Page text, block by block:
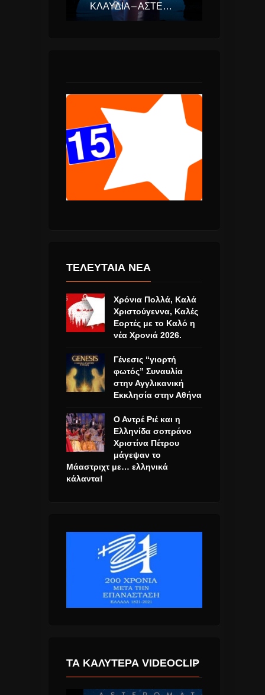
ΚΛΑΥΔΊΑ – ΑΣΤΕΡΟΜΆΤΑ (EUROVISION ΕΛΛΆΔΑ 2025)
ΤΕΛΕΥΤΑΙΑ ΝΕΑ
Χρόνια Πολλά, Καλά
Χριστούγεννα, Καλές
Εορτές με το Καλό η
νέα Χρονιά 2026.
Γένεσις “γιορτή
φωτός” Συναυλία
στην Αγγλικανική
Εκκλησία στην Αθήνα
Ο Αντρέ Ριέ και η
Ελληνίδα σοπράνο
Χριστίνα Πέτρου
μάγεψαν το
Μάαστριχτ με… ελληνικά
κάλαντα!
ΤΑ ΚΑΛΎΤΕΡΑ VIDEOCLIP